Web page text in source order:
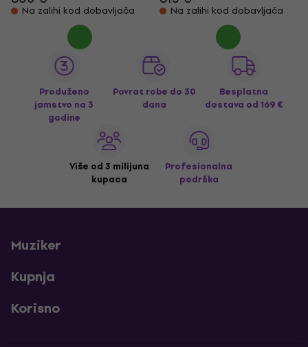
Na zalihi kod dobavljača Na zalihi kod dobavljača
Produženo
jamstvo na 3
godine
Povrat robe do 30
dana
Besplatna
dostava od 169 €
Više od 3 milijuna
kupaca
Profesionalna
podrška
Muziker
Kupnja
Korisno